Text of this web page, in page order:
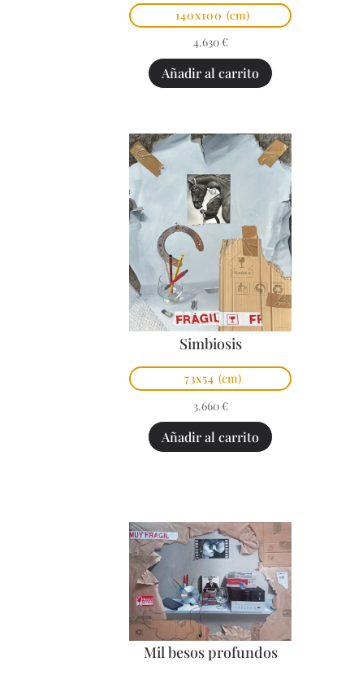
140x100 (cm)
4.630 €
Añadir al carrito
Simbiosis
73x54 (cm)
3.660 €
Añadir al carrito
Mil besos profundos